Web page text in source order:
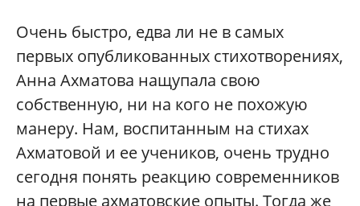
Очень быстро, едва ли не в самых
первых опубликованных стихотворениях,
Анна Ахматова нащупала свою
собственную, ни на кого не похожую
манеру. Нам, воспитанным на стихах
Ахматовой и ее учеников, очень трудно
сегодня понять реакцию современников
на первые ахматовские опыты. Тогда же